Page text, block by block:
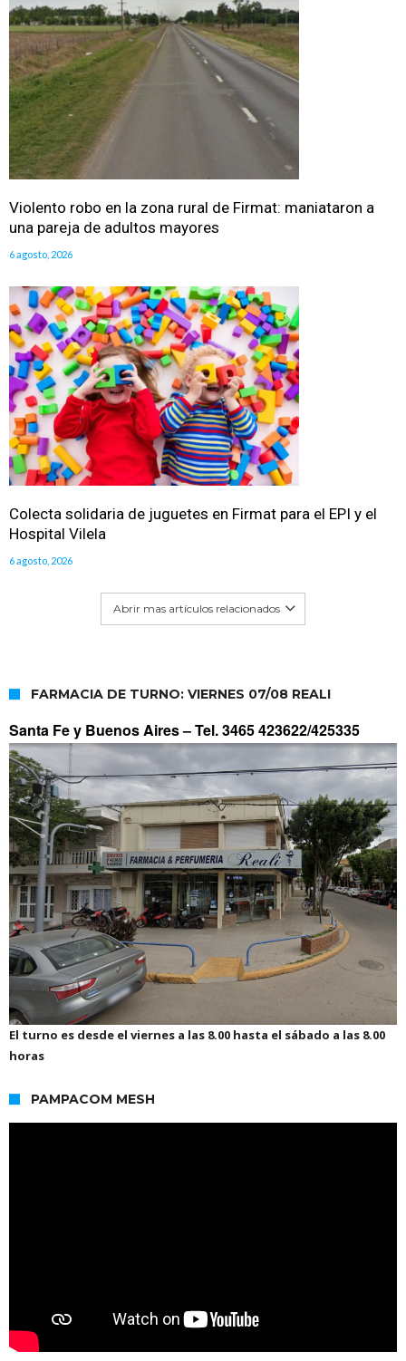
Violento robo en la zona rural de Firmat: maniataron a
una pareja de adultos mayores
6 agosto, 2026
Colecta solidaria de juguetes en Firmat para el EPI y el
Hospital Vilela
6 agosto, 2026
Abrir mas artículos relacionados
FARMACIA DE TURNO: VIERNES 07/08 REALI
Santa Fe y Buenos Aires –Tel. 3465 423622/425335
El turno es desde el viernes a las 8.00 hasta el sábado a las 8.00
horas
PAMPACOM MESH